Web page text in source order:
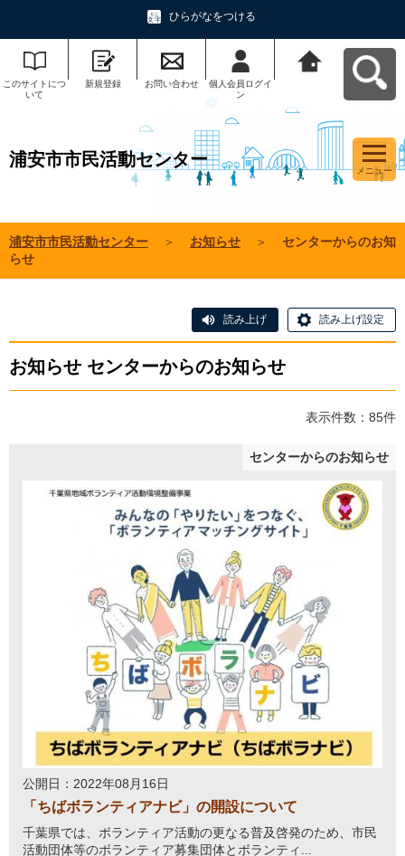
ひらがなをつける
このサイトにつ
いて
新規登録 お問い合わせ
個人会員ログイ
ン
浦安市市民活動センター
メニュー
浦安市市民活動センター ＞ お知らせ ＞
センターからのお知
らせ
読み上げ 読み上げ設定
お知らせ センターからのお知らせ
表示件数：85件
センターからのお知らせ
公開日：2022年08月16日
「ちばボランティアナビ」の開設について
千葉県では、ボランティア活動の更なる普及啓発のため、市民
活動団体等のボランティア募集団体とボランティ...